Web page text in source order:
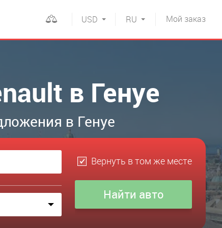
Мой заказ
RU
USD
в Генуе
в Генуе
Вернуть в том же месте